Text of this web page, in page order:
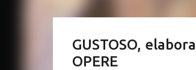
GUSTOSO,
OPERE